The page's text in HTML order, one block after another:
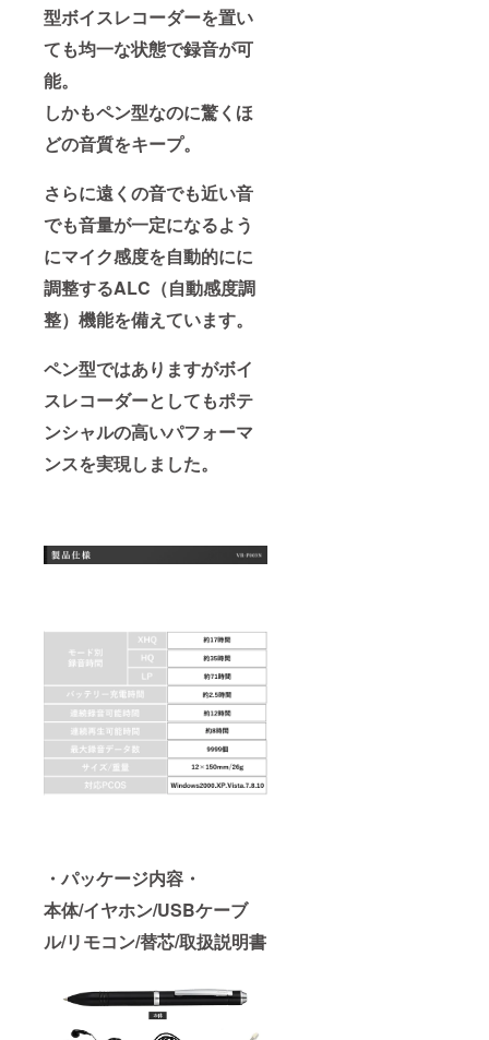
型ボイスレコーダーを置い
ても均一な状態で録音が可
能。
しかもペン型なのに驚くほ
どの音質をキープ。
さらに遠くの音でも近い音
でも音量が一定になるよう
にマイク感度を自動的にに
調整するALC（自動感度調
整）機能を備えています。
ペン型ではありますがボイ
スレコーダーとしてもポテ
ンシャルの高いパフォーマ
ンスを実現しました。
・パッケージ内容・
本体/イヤホン/USBケーブ
ル/リモコン/替芯/取扱説明書